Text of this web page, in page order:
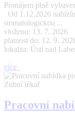
Pronájem plně
Od 1.12.2026
stomatologickou ...
vloženo: 13. 7. 2026
platnost do: 12. 9.
lokalita: Ústí nad
více
Zubní lékař
Pracovní